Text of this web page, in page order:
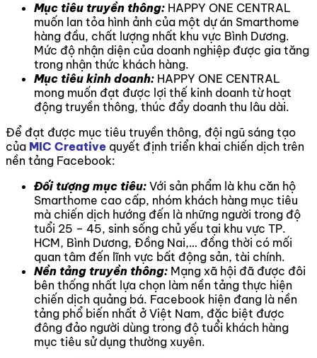
Mục tiêu truyền thông: HAPPY ONE CENTRAL
muốn lan tỏa hình ảnh của một dự án Smarthome
hàng đầu, chất lượng nhất khu vực Bình Dương.
Mức độ nhận diện của doanh nghiệp được gia tăng
trong nhận thức khách hàng.
Mục tiêu kinh doanh: HAPPY ONE CENTRAL
mong muốn đạt được lợi thế kinh doanh từ hoạt
động truyền thông, thúc đẩy doanh thu lâu dài.
Để đạt được mục tiêu truyền thông, đội ngũ sáng tạo
của MIC Creative quyết định triển khai chiến dịch trên
nền tảng Facebook:
Đối tượng mục tiêu: Với sản phẩm là khu căn hộ
Smarthome cao cấp, nhóm khách hàng mục tiêu
mà chiến dịch hướng đến là những người trong độ
tuổi 25 – 45, sinh sống chủ yếu tại khu vực TP.
HCM, Bình Dương, Đồng Nai,… đồng thời có mối
quan tâm đến lĩnh vực bất động sản, tài chính.
Nền tảng truyền thông: Mạng xã hội đã được đôi
bên thống nhất lựa chọn làm nền tảng thực hiện
chiến dịch quảng bá. Facebook hiện đang là nền
tảng phổ biến nhất ở Việt Nam, đặc biệt được
đông đảo người dùng trong độ tuổi khách hàng
mục tiêu sử dụng thường xuyên.